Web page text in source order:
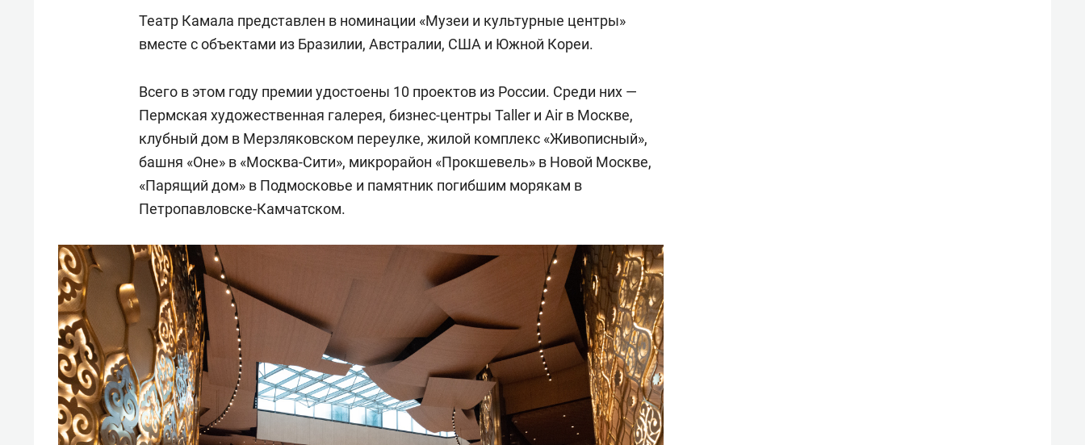
Театр Камала представлен в номинации «Музеи и культурные центры»
вместе с объектами из Бразилии, Австралии, США и Южной Кореи.
Всего в этом году премии удостоены 10 проектов из России. Среди них —
Пермская художественная галерея, бизнес-центры Taller и Air в Москве,
клубный дом в Мерзляковском переулке, жилой комплекс «Живописный»,
башня «Оне» в «Москва-Сити», микрорайон «Прокшевель» в Новой Москве,
«Парящий дом» в Подмосковье и памятник погибшим морякам в
Петропавловске-Камчатском.